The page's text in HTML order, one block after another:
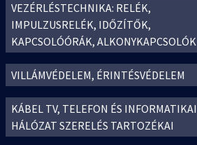
VEZÉRLÉSTECHNIKA: RELÉK,
IMPULZUSRELÉK, IDŐZÍTŐK,
KAPCSOLÓÓRÁK, ALKONYKAPCSOLÓK
VILLÁMVÉDELEM, ÉRINTÉSVÉDELEM
KÁBEL TV, TELEFON ÉS INFORMATIKAI
HÁLÓZAT SZERELÉS TARTOZÉKAI